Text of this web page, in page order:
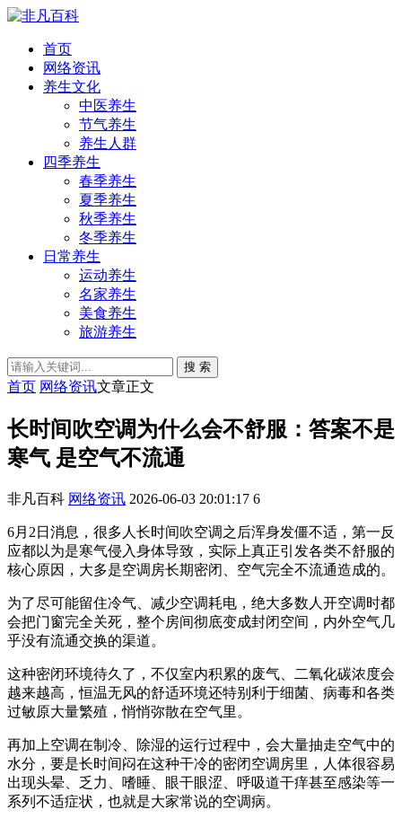
首页
网络资讯
养生文化
中医养生
节气养生
养生人群
四季养生
春季养生
夏季养生
秋季养生
冬季养生
日常养生
运动养生
名家养生
美食养生
旅游养生
搜 索
首页 网络资讯文章正文
长时间吹空调为什么会不舒服：答案不是
寒气 是空气不流通
非凡百科 网络资讯 2026-06-03 20:01:17 6
6月2日消息，很多人长时间吹空调之后浑身发僵不适，第一反
应都以为是寒气侵入身体导致，实际上真正引发各类不舒服的
核心原因，大多是空调房长期密闭、空气完全不流通造成的。
为了尽可能留住冷气、减少空调耗电，绝大多数人开空调时都
会把门窗完全关死，整个房间彻底变成封闭空间，内外空气几
乎没有流通交换的渠道。
这种密闭环境待久了，不仅室内积累的废气、二氧化碳浓度会
越来越高，恒温无风的舒适环境还特别利于细菌、病毒和各类
过敏原大量繁殖，悄悄弥散在空气里。
再加上空调在制冷、除湿的运行过程中，会大量抽走空气中的
水分，要是长时间闷在这种干冷的密闭空调房里，人体很容易
出现头晕、乏力、嗜睡、眼干眼涩、呼吸道干痒甚至感染等一
系列不适症状，也就是大家常说的空调病。